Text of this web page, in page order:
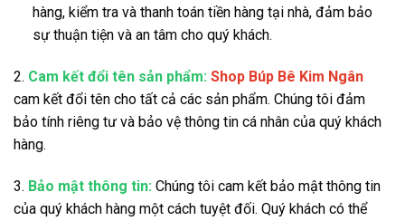
hàng, kiểm tra và thanh toán tiền hàng tại nhà, đảm bảo
sự thuận tiện và an tâm cho quý khách.
2. Cam kết đổi tên sản phẩm: Shop Búp Bê Kim Ngân
cam kết đổi tên cho tất cả các sản phẩm. Chúng tôi đảm
bảo tính riêng tư và bảo vệ thông tin cá nhân của quý khách
hàng.
3. Bảo mật thông tin: Chúng tôi cam kết bảo mật thông tin
của quý khách hàng một cách tuyệt đối. Quý khách có thể